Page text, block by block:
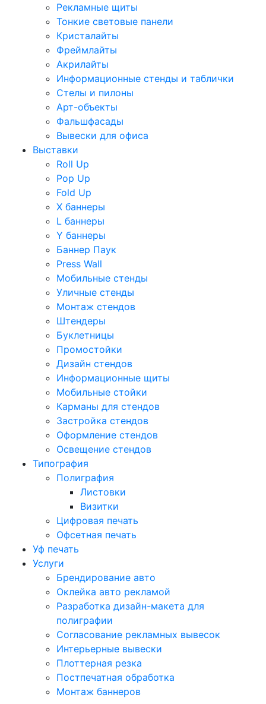
Рекламные щиты
Тонкие световые панели
Кристалайты
Фреймлайты
Акрилайты
Информационные стенды и таблички
Стелы и пилоны
Арт-объекты
Фальшфасады
Вывески для офиса
Выставки
Roll Up
Pop Up
Fold Up
Х баннеры
L баннеры
Y баннеры
Баннер Паук
Press Wall
Мобильные стенды
Уличные стенды
Монтаж стендов
Штендеры
Буклетницы
Промостойки
Дизайн стендов
Информационные щиты
Мобильные стойки
Карманы для стендов
Застройка стендов
Оформление стендов
Освещение стендов
Типография
Полиграфия
Листовки
Визитки
Цифровая печать
Офсетная печать
Уф печать
Услуги
Брендирование авто
Оклейка авто рекламой
Разработка дизайн-макета для
полиграфии
Согласование рекламных вывесок
Интерьерные вывески
Плоттерная резка
Постпечатная обработка
Монтаж баннеров